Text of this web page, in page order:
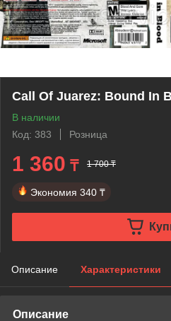
Call Of Juarez: Bound In
В наличии
Код: 383
Розница
1 360 ₸ 1 700 ₸
Экономия 340 ₸
Описание Характеристики
Описание